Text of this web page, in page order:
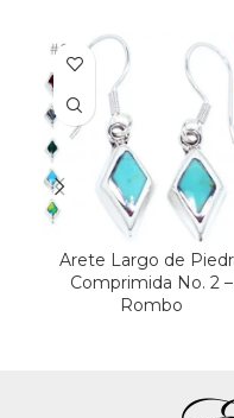
Arete Largo de
Comprimida No. 2 –
Rombo